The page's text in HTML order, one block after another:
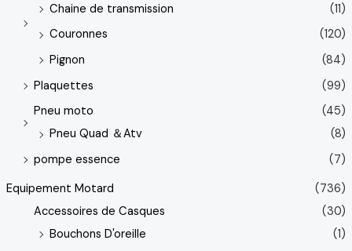
Chaine de transmission
(11)
Couronnes
(120)
Pignon
(84)
Plaquettes
(99)
Pneu moto
(45)
Pneu Quad ＆Atv
(8)
pompe essence
(7)
Equipement Motard
(736)
Accessoires de Casques
(30)
Bouchons D'oreille
(1)